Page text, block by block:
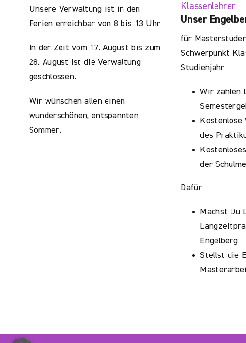
Unsere Verwaltung ist in den
Ferien erreichbar von 8 bis 13 Uhr
In der Zeit vom 17. August bis zum
28. August ist die Verwaltung
geschlossen.
Wir wünschen allen einen
wunderschönen, entspannten
Sommer.
Klassenlehrer
Unser
für
Schwerpunkt
Studienjahr
Wir zahlen
Kostenlose
des
der
Dafür
Machst Du
Engelberg
Stellst die